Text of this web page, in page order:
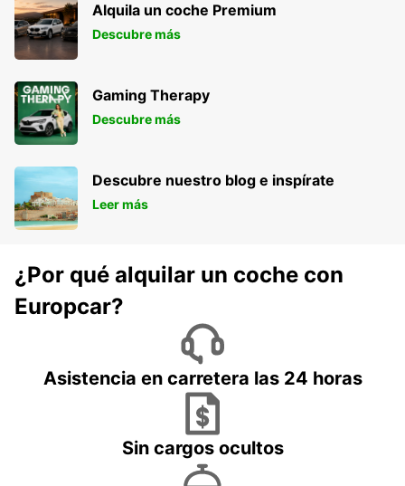
Alquila un coche Premium
Descubre más
Gaming Therapy
Descubre más
Descubre nuestro blog e inspírate
Leer más
¿Por qué alquilar un coche con
Europcar?
Asistencia en carretera las 24 horas
Sin cargos ocultos